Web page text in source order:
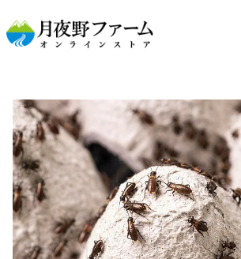
【活餌】フタホシコオロギ 2令 5g